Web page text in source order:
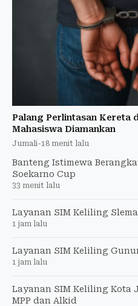
Palang Perlintasan Kereta
Mahasiswa Diamankan
Jumali-18 menit lalu
Banteng Istimewa
Soekarno Cup
33 menit lalu
Layanan SIM Keliling
1 jam lalu
Layanan SIM Keliling
1 jam lalu
Layanan SIM Keliling Kota
MPP dan Alkid